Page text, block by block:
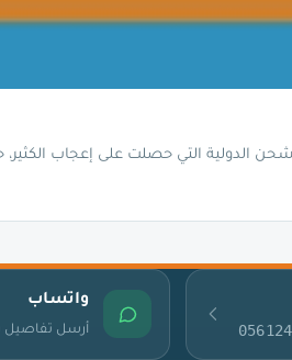
الدولية التي حصلت على إعجاب الكثير،
واتساب
أرسل